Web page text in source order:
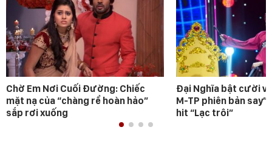
Chờ Em Nơi Cuối Đường: Chiếc
mặt nạ của “chàng rể hoàn hảo”
sắp rơi xuống
Đại Nghĩa bật cười
M-TP phiên bản say”
hit “Lạc trôi”